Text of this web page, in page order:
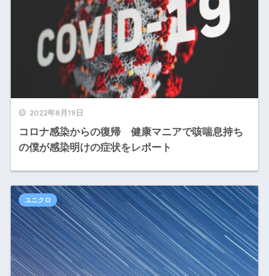
2022年8月19日
コロナ感染からの復帰 健康マニアで咳喘息持ち
の僕が感染明けの症状をレポート
ユニクロ